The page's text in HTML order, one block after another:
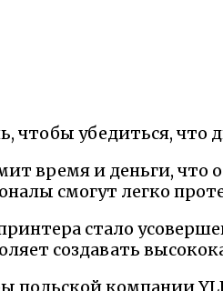
убедиться, что
время и деньги,
смогут легко
стало
создавать